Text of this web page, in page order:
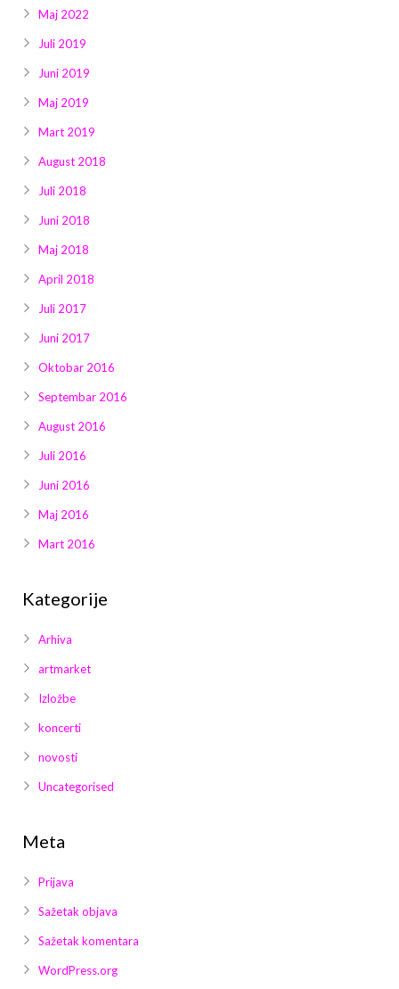
Maj 2022
Juli 2019
Juni 2019
Maj 2019
Mart 2019
August 2018
Juli 2018
Juni 2018
Maj 2018
April 2018
Juli 2017
Juni 2017
Oktobar 2016
Septembar 2016
August 2016
Juli 2016
Juni 2016
Maj 2016
Mart 2016
Kategorije
Arhiva
artmarket
Izložbe
koncerti
novosti
Uncategorised
Meta
Prijava
Sažetak objava
Sažetak komentara
WordPress.org